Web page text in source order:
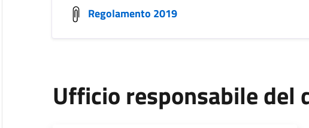
Regolamento 2019
Ufficio responsabile del